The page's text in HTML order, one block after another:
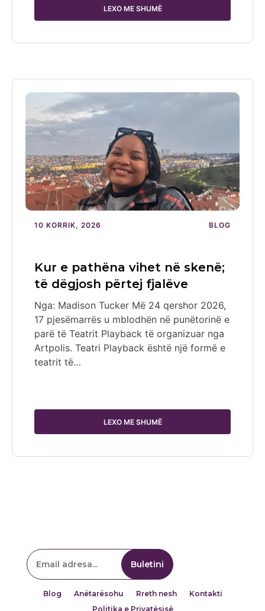
LEXO ME SHUMË
10 KORRIK, 2026 BLOG
Kur e pathëna vihet në skenë;
të dëgjosh përtej fjalëve
Nga: Madison Tucker Më 24 qershor 2026,
17 pjesëmarrës u mblodhën në punëtorinë e
parë të Teatrit Playback të organizuar nga
Artpolis. Teatri Playback është një formë e
teatrit të…
LEXO ME SHUMË
Blog Anëtarësohu Rreth nesh
Kontakti
Politika e Privatësisë